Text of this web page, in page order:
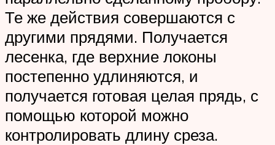
Те же действия совершаются с
другими прядями. Получается
лесенка, где верхние локоны
постепенно удлиняются, и
получается готовая целая прядь, с
помощью которой можно
контролировать длину среза.